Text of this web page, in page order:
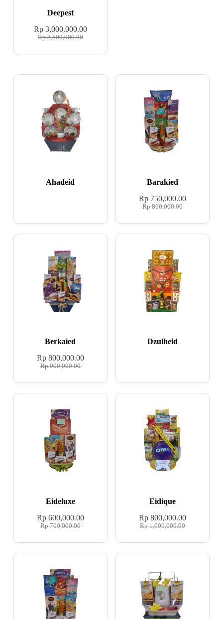
Deepest
Rp3,500,000.00
Rp3,000,000.00
Ahadeid Barakied
Rp800,000.00
Rp 750,000.00
Berkaied
Rp900,000.00
Rp800,000.00
Dzulheid
Eideluxe
Rp700,000.00
Rp600,000.00
Eidique
Rp1,000,000.00
Rp 800,000.00